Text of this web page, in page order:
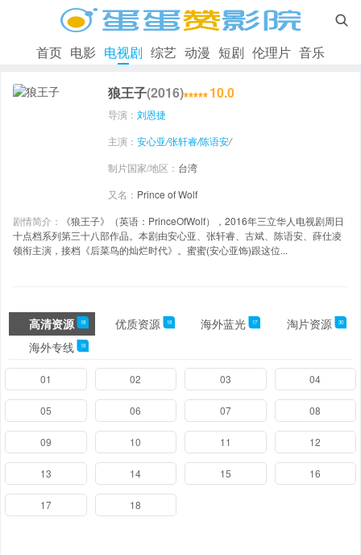

首页 电影 电视剧 综艺 动漫 短剧 伦理片 音乐
狼王子(2016) 10.0
导演： 刘恩捷
主演： 安心亚/张轩睿/陈语安/
制片国家/地区： 台湾
又名： Prince of Wolf
剧情简介：
《狼王子》（英语：PrinceOfWolf），2016年三立华人电视剧周日
十点档系列第三十八部作品。本剧由安心亚、张轩睿、古斌、陈语安、薛仕凌
领衔主演，接档《后菜鸟的灿烂时代》。蜜蜜(安心亚饰)跟这位...
高清资源 18 优质资源 18 海外蓝光 17 淘片资源 30
海外专线 18
01 02 03 04
05 06 07 08
09 10 11 12
13 14 15 16
17 18